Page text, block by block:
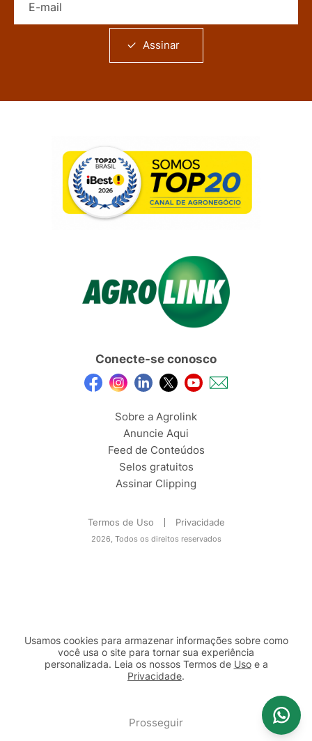
Assinar
Conecte-se conosco
Sobre a Agrolink
Anuncie Aqui
Feed de Conteúdos
Selos gratuitos
Assinar Clipping
Termos de Uso Privacidade
2026, Todos os direitos reservados
Usamos cookies para armazenar informações sobre como
você usa o site para tornar sua experiência
personalizada. Leia os nossos Termos de Usoe a
Privacidade.
Prosseguir